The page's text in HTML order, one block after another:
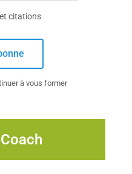
citations
à vous former